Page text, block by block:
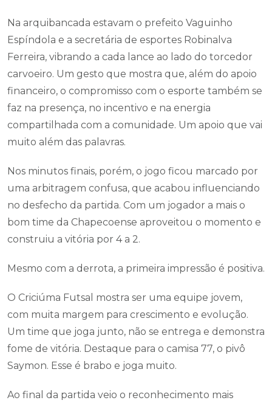
Na arquibancada estavam o prefeito Vaguinho
Espíndola e a secretária de esportes Robinalva
Ferreira, vibrando a cada lance ao lado do torcedor
carvoeiro. Um gesto que mostra que, além do apoio
financeiro, o compromisso com o esporte também se
faz na presença, no incentivo e na energia
compartilhada com a comunidade. Um apoio que vai
muito além das palavras.
Nos minutos finais, porém, o jogo ficou marcado por
uma arbitragem confusa, que acabou influenciando
no desfecho da partida. Com um jogador a mais o
bom time da Chapecoense aproveitou o momento e
construiu a vitória por 4 a 2.
Mesmo com a derrota, a primeira impressão é positiva.
O Criciúma Futsal mostra ser uma equipe jovem,
com muita margem para crescimento e evolução.
Um time que joga junto, não se entrega e demonstra
fome de vitória. Destaque para o camisa 77, o pivô
Saymon. Esse é brabo e joga muito.
Ao final da partida veio o reconhecimento mais